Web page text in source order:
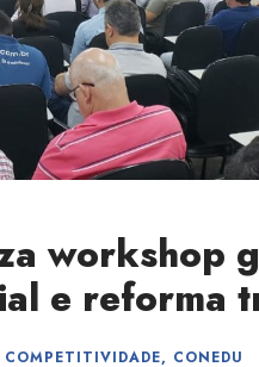
workshop
e reforma
COMPETITIVIDADE, CONEDU